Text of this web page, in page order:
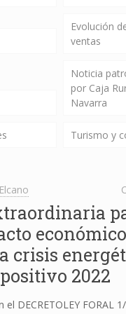
Evolución
ventas
Noticia
por Caja
Navarra
Turismo y
económico
crisis
2022
DECRETOLEY FORAL